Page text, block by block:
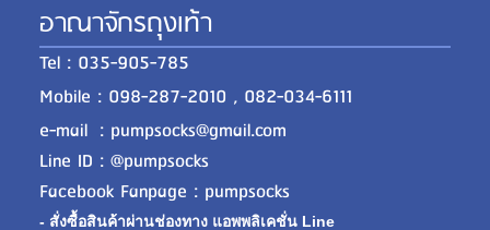
อาณาจักรถุงเท้า
Tel : 035-905-785
Mobile : 098-287-2010 , 082-034-6111
e-mail : pumpsocks@gmail.com
Line ID : @pumpsocks
Facebook Fanpage : pumpsocks
- สั่งซื้อสินค้าผ่านช่องทาง แอพพลิเคชั่น Line